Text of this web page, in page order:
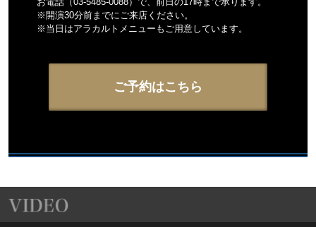
※開演30分前までにご来店ください。
※当日はアラカルトメニューもご用意しています。
ご予約はこちら